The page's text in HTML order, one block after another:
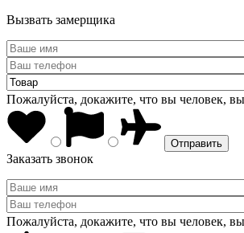
Вызвать замерщика
Пожалуйста, докажите, что вы человек,
Заказать звонок
Пожалуйста, докажите, что вы человек,